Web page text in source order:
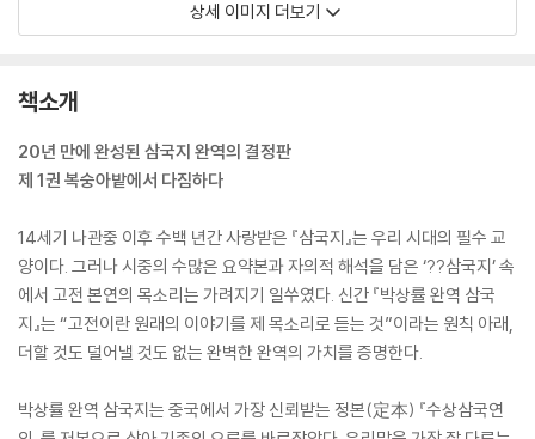
상세 이미지 더보기
책소개
20년 만에 완성된 삼국지 완역의 결정판
제 1권 복숭아밭에서 다짐하다
14세기 나관중 이후 수백 년간 사랑받은 『삼국지』는 우리 시대의 필수 교
양이다. 그러나 시중의 수많은 요약본과 자의적 해석을 담은 ‘??삼국지’ 속
에서 고전 본연의 목소리는 가려지기 일쑤였다. 신간 『박상률 완역 삼국
지』는 “고전이란 원래의 이야기를 제 목소리로 듣는 것”이라는 원칙 아래,
더할 것도 덜어낼 것도 없는 완벽한 완역의 가치를 증명한다.
박상률 완역 삼국지는 중국에서 가장 신뢰받는 정본(定本) 『수상삼국연